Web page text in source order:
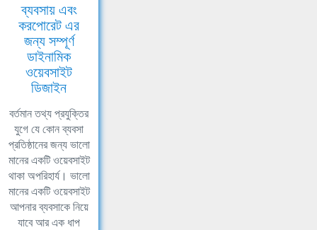
ব্যবসায় এবং
করপোরেট এর
জন্য সম্পূর্ণ
ডাইনামিক
ওয়েবসাইট
ডিজাইন
বর্তমান তথ্য প্রযুক্তির
যুগে যে কোন ব্যবসা
প্রতিষ্ঠানের জন্য ভালো
মানের একটি ওয়েবসাইট
থাকা অপরিহার্য। ভালো
মানের একটি ওয়েবসাইট
আপনার ব্যবসাকে নিয়ে
যাবে আর এক ধাপ